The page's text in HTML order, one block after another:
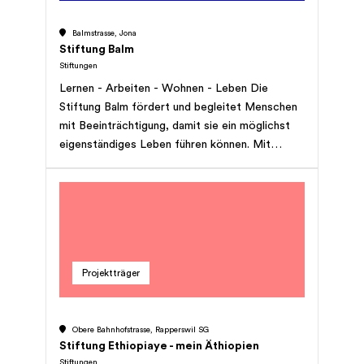
Balmstrasse, Jona
Stiftung Balm
Stiftungen
Lernen - Arbeiten - Wohnen - Leben Die
Stiftung Balm fördert und begleitet Menschen
mit Beeinträchtigung, damit sie ein möglichst
eigenständiges Leben führen können. Mit
die Stiftung Balm individuell auf die Bedürfnisse
Projektträger
Obere Bahnhofstrasse, Rapperswil SG
Stiftung Ethiopiaye - mein Äthiopien
Stiftungen